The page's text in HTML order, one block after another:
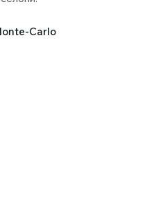
Carlo